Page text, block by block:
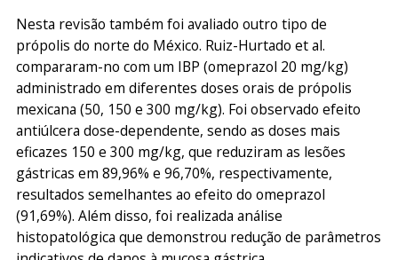
Nesta revisão também foi avaliado outro tipo de
própolis do norte do México. Ruiz-Hurtado et al.
compararam-no com um IBP (omeprazol 20 mg/kg)
administrado em diferentes doses orais de própolis
mexicana (50, 150 e 300 mg/kg). Foi observado efeito
antiúlcera dose-dependente, sendo as doses mais
eficazes 150 e 300 mg/kg, que reduziram as lesões
gástricas em 89,96% e 96,70%, respectivamente,
resultados semelhantes ao efeito do omeprazol
(91,69%). Além disso, foi realizada análise
histopatológica que demonstrou redução de parâmetros